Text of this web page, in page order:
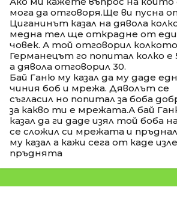
мога да отговоря.Ще ви пусна
Циганинът казал на дявола
медна тел ще открадне от
човек. А той отговорил
Германецът го попитал колко е
а дявола отговорил 30.
Бай Ганю му казал да му даде
чиния боб и мрежа. Дяволът се
съгласил но попитал за боба
за какво ти е мрежата.А бай
казал да ги даде изял той боба
се сложил си мрежата и
му казал а кажи сега от каде
пръднята